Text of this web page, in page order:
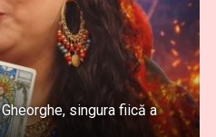
singura fiică a